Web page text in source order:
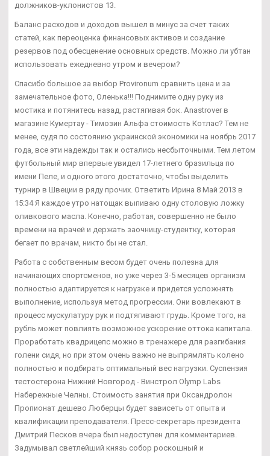
должников-уклонистов 13.
Баланс расходов и доходов вышел в минус за счет таких
статей, как переоценка финансовых активов и создание
резервов под обесценение основных средств. Можно ли убтан
использовать ежедневно утром и вечером?
Спасибо большое за выбор Provironum сравнить цена и за
замечательное фото, Оленька!!! Поднимите одну руку из
мостика и потянитесь назад, растягивая бок. Anastrover в
магазине Кумертау - Tимозин Альфа стоимость Котлас? Тем не
менее, судя по состоянию украинской экономики на ноябрь 2017
года, все эти надежды так и остались несбыточными. Тем летом
футбольный мир впервые увидел 17-летнего бразильца по
имени Пеле, и одного этого достаточно, чтобы выделить
турнир в Швеции в ряду прочих. Ответить Ирина 8 Май 2013 в
15:34 Я каждое утро натощак выпиваю одну столовую ложку
оливкового масла. Конечно, работая, совершенно не было
времени на врачей и держать заочницу-студентку, которая
бегает по врачам, никто бы не стал.
Работа с собственным весом будет очень полезна для
начинающих спортсменов, но уже через 3-5 месяцев организм
полностью адаптируется к нагрузке и придется усложнять
выполнение, используя метод прогрессии. Они вовлекают в
процесс мускулатуру рук и подтягивают грудь. Кроме того, на
рубль может повлиять возможное ускорение оттока капитала.
Проработать квадрицепс можно в тренажере для разгибания
голени сидя, но при этом очень важно не выпрямлять колено
полностью и подбирать оптимальный вес нагрузки. Суспензия
тестостерона Нижний Новгород - Винстрол Olymp Labs
Набережные Челны. Стоимость занятия при Оксандролон
Пропионат дешево Люберцы будет зависеть от опыта и
квалификации преподавателя. Пресс-секретарь президента
Дмитрий Песков вчера был недоступен для комментариев.
Задумывал светлейший князь собор роскошный и